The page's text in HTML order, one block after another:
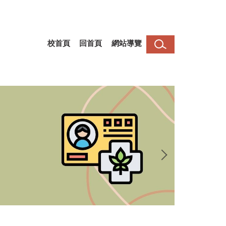
校首頁 回首頁 網站導覽